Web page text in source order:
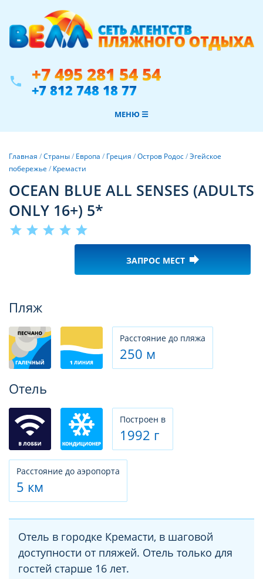
phone +7 495 281 54 54
+7 812 748 18 77
МЕНЮ ☰
Главная /Страны/ Европа / Греция /Остров Родос/Эгейское
побережье / Кремасти
OCEAN BLUE ALL SENSES (ADULTS
ONLY 16+) 5*
star star star star star
ЗАПРОС МЕСТ forward
Пляж
Расстояние до пляжа
250 м
Отель
Построен в
1992 г
Расстояние до аэропорта
5 км
Отель в городке Кремасти, в шаговой
доступности от пляжей. Отель только для
гостей старше 16 лет.